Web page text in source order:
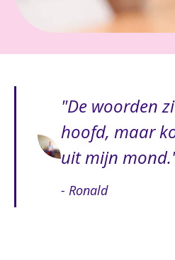
De woorden
hoofd, maar
uit mijn mond.
- Ronald